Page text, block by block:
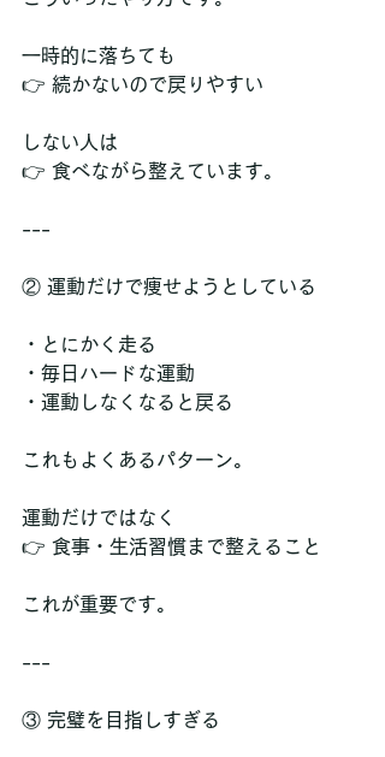
一時的に落ちても
👉 続かないので戻りやすい
しない人は
👉 食べながら整えています。
---
② 運動だけで痩せようとしている
・とにかく走る
・毎日ハードな運動
・運動しなくなると戻る
これもよくあるパターン。
運動だけではなく
👉 食事・生活習慣まで整えること
これが重要です。
---
③ 完璧を目指しすぎる